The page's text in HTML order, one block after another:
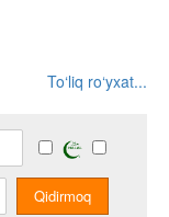
To‘liq ro‘yxat...